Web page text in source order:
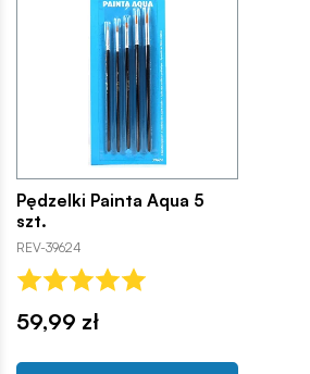
Pędzelki Painta Aqua 5
szt.
REV-39624
59,99 zł